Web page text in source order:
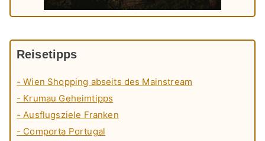
Reisetipps
- Wien Shopping abseits des Mainstream
- Krumau Geheimtipps
- Ausflugsziele Franken
- Comporta Portugal